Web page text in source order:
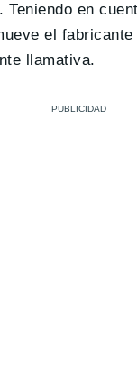
Teniendo en
el
llamativa.